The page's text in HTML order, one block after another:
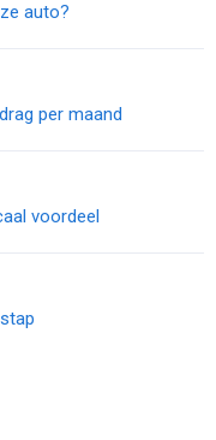
auto?
per maand
voordeel